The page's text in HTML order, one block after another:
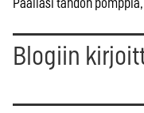
Päälläsi tahdon
Blogiin